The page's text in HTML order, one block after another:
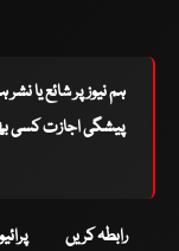
ہم نیوز پر شائع یا
پیشگی اجازت کسی
رابطہ کریں